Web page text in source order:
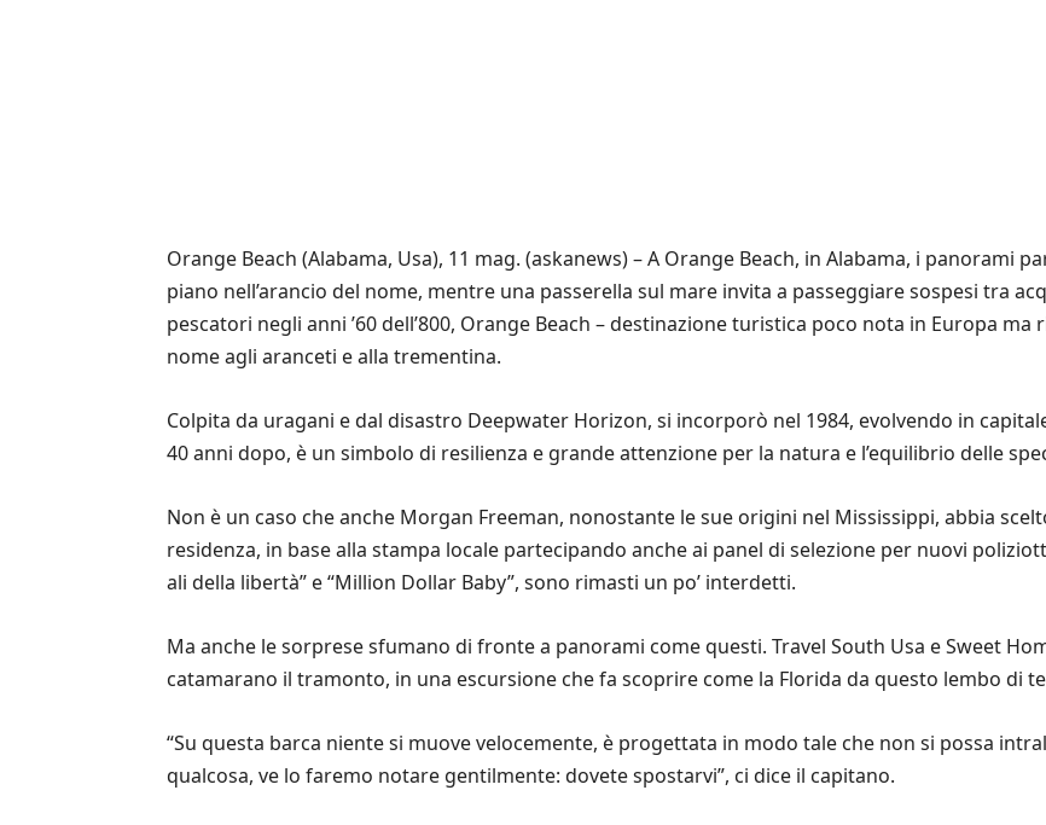
Orange Beach (Alabama, Usa), 11 mag. (askanews) – A Orange Beach, in Alabama, i panorami
piano nell’arancio del nome, mentre una passerella sul mare invita a passeggiare sospesi tra
pescatori negli anni ’60 dell’800, Orange Beach – destinazione turistica poco nota in Europa
nome agli aranceti e alla trementina.
Colpita da uragani e dal disastro Deepwater Horizon, si incorporò nel 1984, evolvendo in
40 anni dopo, è un simbolo di resilienza e grande attenzione per la natura e l’equilibrio delle
Non è un caso che anche Morgan Freeman, nonostante le sue origini nel Mississippi, abbia
residenza, in base alla stampa locale partecipando anche ai panel di selezione per nuovi
ali della libertà” e “Million Dollar Baby”, sono rimasti un po’ interdetti.
Ma anche le sorprese sfumano di fronte a panorami come questi. Travel South Usa e Sweet
catamarano il tramonto, in una escursione che fa scoprire come la Florida da questo lembo di
“Su questa barca niente si muove velocemente, è progettata in modo tale che non si possa
qualcosa, ve lo faremo notare gentilmente: dovete spostarvi”, ci dice il capitano.